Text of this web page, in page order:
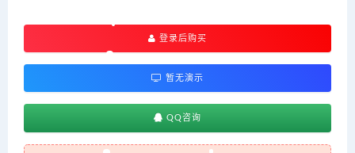
登录后购买
暂无演示
QQ咨询